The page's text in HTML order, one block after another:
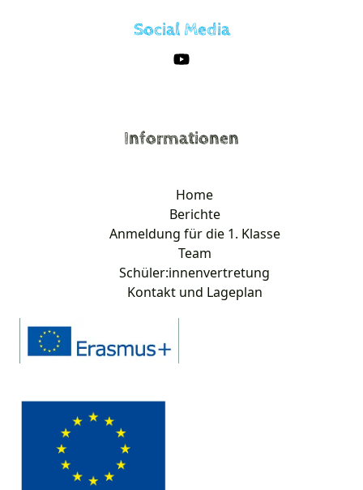
Social Media
Informationen
Home
Berichte
Anmeldung für die 1. Klasse
Team
Schüler:innenvertretung
Kontakt und Lageplan